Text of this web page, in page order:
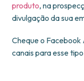
produto, na
divulgação da sua
Cheque o Facebook
canais para esse